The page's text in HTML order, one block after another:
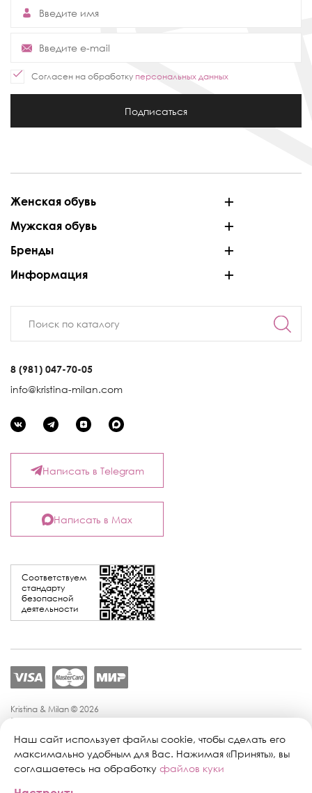
Согласен на обработку персональных данных
Подписаться
Женская обувь
Мужская обувь
Бренды
Информация
8 (981) 047-70-05
info@kristina-milan.com
Соответствуем
стандарту
безопасной
деятельности
Написать в Telegram
Написать в Max
Kristina & Milan © 2026
Политика конфиденциальности
Политика обработки персональных данных
Публичная оферта
Персональные настройки файлов cookie
Наш сайт использует файлы cookie, чтобы сделать его
максимально удобным для Вас. Нажимая «Принять», вы
соглашаетесь на обработку файлов куки